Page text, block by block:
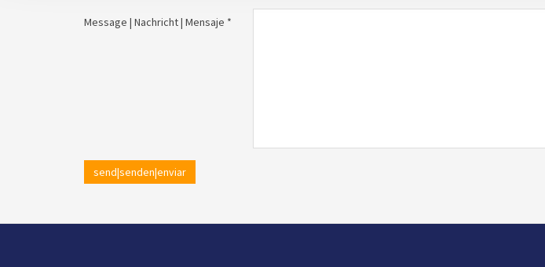
Message | Nachricht | Mensaje *
send|senden|enviar